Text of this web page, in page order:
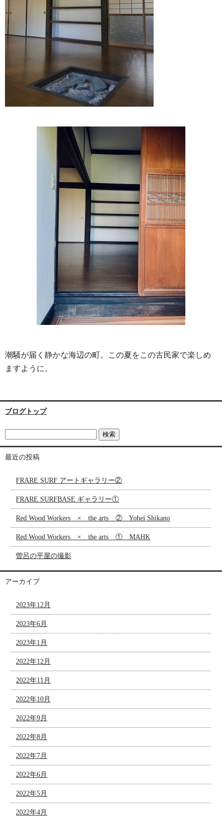
潮騒が届く静かな海辺の町。この夏をこの古民家で楽しめ
ますように。
ブログトップ
最近の投稿
FRARE SURF アートギャラリー②
FRARE SURFBASE ギャラリー①
Red Wood Workers × the arts ② Yohei Shikano
Red Wood Workers × the arts ① MAHK
曽呂の平屋の撮影
アーカイブ
2023年12月
2023年6月
2023年1月
2022年12月
2022年11月
2022年10月
2022年9月
2022年8月
2022年7月
2022年6月
2022年5月
2022年4月